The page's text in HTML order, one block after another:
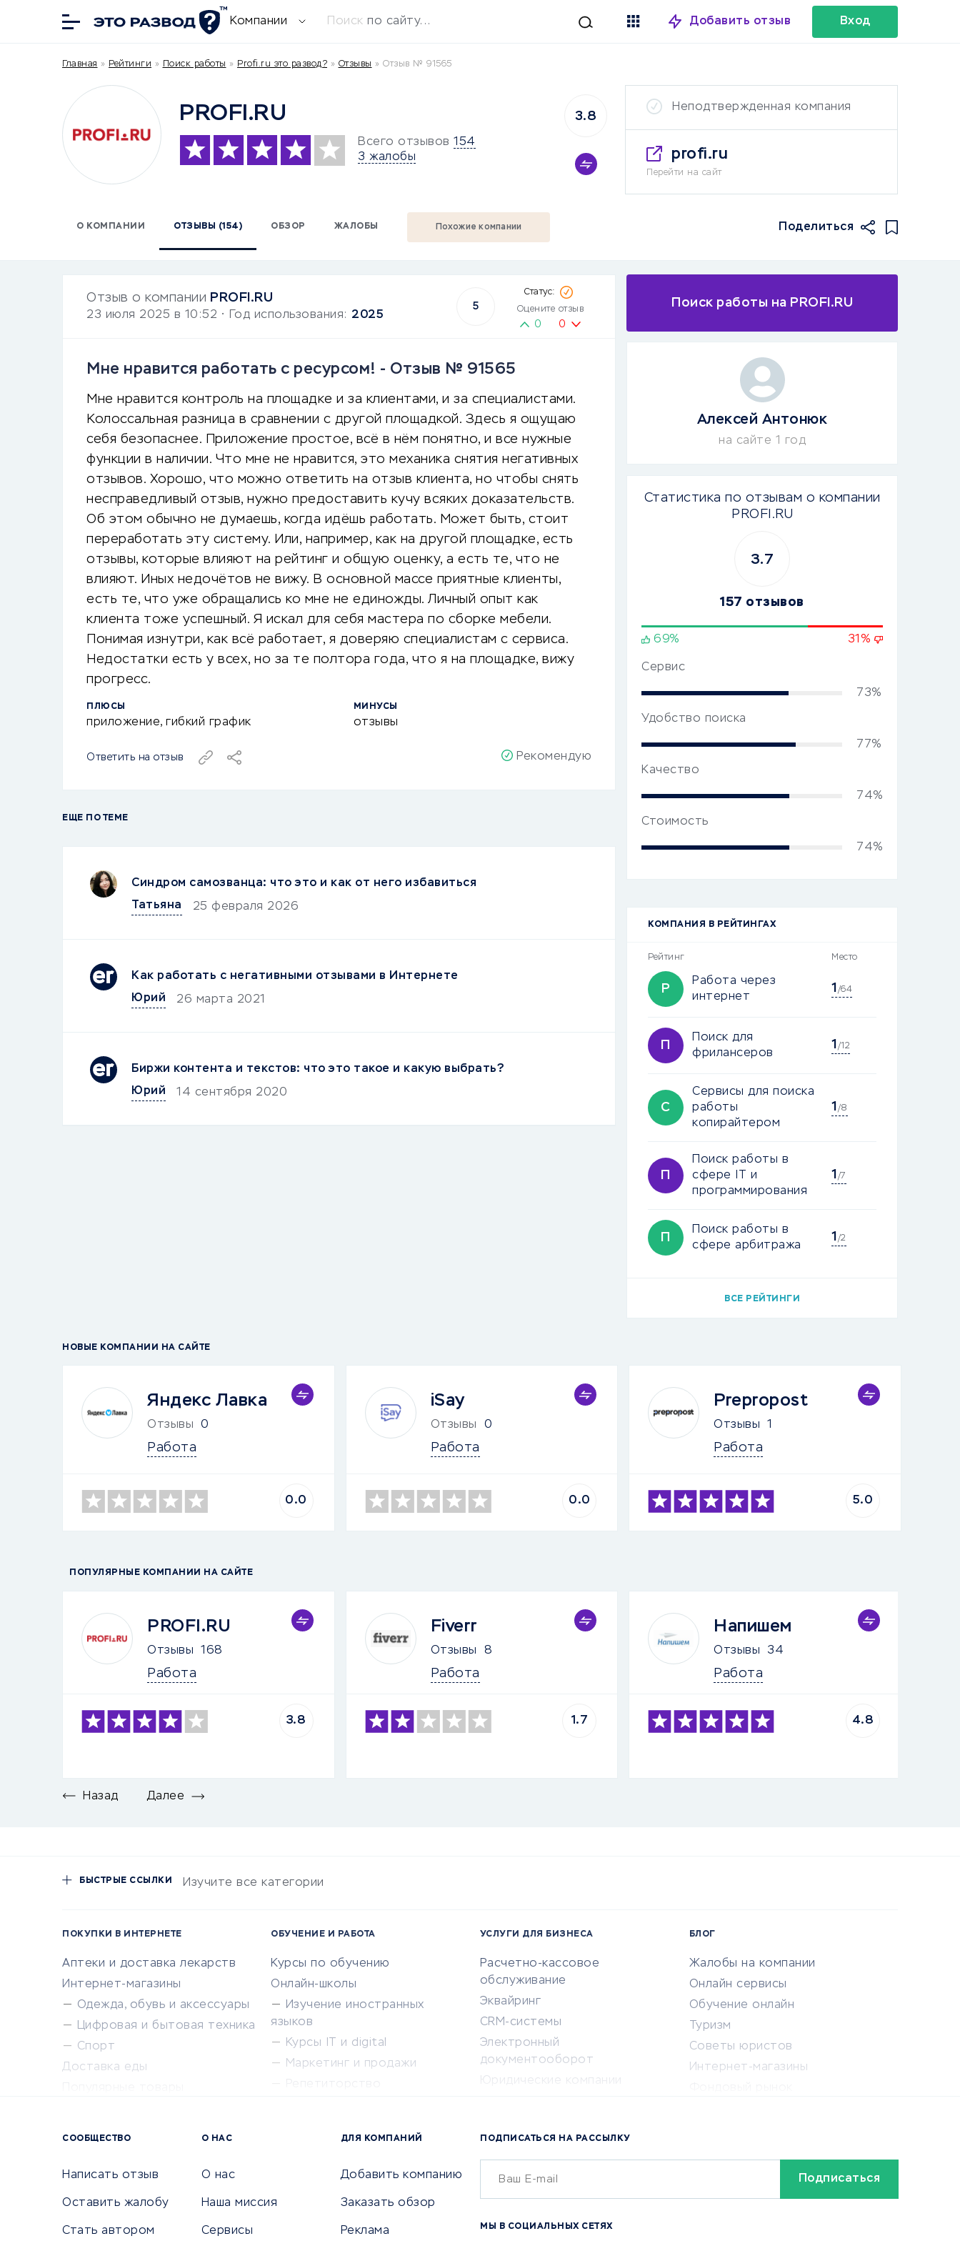
Компании Поиск по сайту... Добавить отзыв Вход
Главная » Рейтинги » Поиск работы » Profi.ru это развод? » Отзывы » Отзыв № 91565
PROFI.RU
Всего отзывов 154
3 жалобы
3.8
Неподтвержденная компания
profi.ru
Перейти на сайт
О КОМПАНИИ ОТЗЫВЫ (154) ОБЗОР ЖАЛОБЫ Похожие компании Поделиться
Отзыв о компании PROFI.RU
23 июля 2025 в 10:52 • Год использования: 2025
5 Оцените отзыв
0 0
Мне нравится работать с ресурсом! - Отзыв № 91565
Мне нравится контроль на площадке и за клиентами, и за специалистами.
Колоссальная разница в сравнении с другой площадкой. Здесь я ощущаю
себя безопаснее. Приложение простое, всё в нём понятно, и все нужные
функции в наличии. Что мне не нравится, это механика снятия негативных
отзывов. Хорошо, что можно ответить на отзыв клиента, но чтобы снять
несправедливый отзыв, нужно предоставить кучу всяких доказательств.
Об этом обычно не думаешь, когда идёшь работать. Может быть, стоит
переработать эту систему. Или, например, как на другой площадке, есть
отзывы, которые влияют на рейтинг и общую оценку, а есть те, что не
влияют. Иных недочётов не вижу. В основной массе приятные клиенты,
есть те, что уже обращались ко мне не единожды. Личный опыт как
клиента тоже успешный. Я искал для себя мастера по сборке мебели.
Понимая изнутри, как всё работает, я доверяю специалистам с сервиса.
Недостатки есть у всех, но за те полтора года, что я на площадке, вижу
прогресс.
ПЛЮСЫ
приложение, гибкий график
МИНУСЫ
отзывы
Ответить на отзыв Рекомендую
ЕЩЕ ПО ТЕМЕ
Синдром самозванца: что это и как от него избавиться
Татьяна
25 февраля 2026
Как работать с негативными отзывами в Интернете
Юрий
26 марта 2021
Биржи контента и текстов: что это такое и какую выбрать?
Юрий
14 сентября 2020
Поиск работы на PROFI.RU
Алексей Антонюк
на сайте 1 год
Статистика по отзывам о компании
PROFI.RU
3.7
157 отзывов
69% 31%
Сервис
73%
Удобство поиска
77%
Качество
74%
Стоимость
74%
КОМПАНИЯ В РЕЙТИНГАХ
Рейтинг Место
Р
Работа через
интернет
1 /64
П
Поиск для
фрилансеров
1 /12
С
Сервисы для поиска
работы
копирайтером
1 /8
П
Поиск работы в
сфере IT и
программирования
1 /7
П
Поиск работы в
сфере арбитража
1 /2
ВСЕ РЕЙТИНГИ
НОВЫЕ КОМПАНИИ НА САЙТЕ
Яндекс Лавка
Отзывы 0
Работа
0.0
iSay
Отзывы 0
Работа
0.0
Prepropost
Отзывы 1
Работа
5.0
ПОПУЛЯРНЫЕ КОМПАНИИ НА САЙТЕ
PROFI.RU
Отзывы 168
Работа
3.8
Fiverr
Отзывы 8
Работа
1.7
Напишем
Отзывы 34
Работа
4.8
Назад Далее
БЫСТРЫЕ ССЫЛКИ Изучите все категории
ПОКУПКИ В ИНТЕРНЕТЕ
Аптеки и доставка лекарств
Интернет-магазины
Одежда, обувь и аксессуары
Цифровая и бытовая техника
Спорт
Доставка еды
ОБУЧЕНИЕ И РАБОТА
Курсы по обучению
Онлайн-школы
Изучение иностранных
языков
Курсы IT и digital
Маркетинг и продажи
Университеты
УСЛУГИ ДЛЯ БИЗНЕСА
Расчетно-кассовое
обслуживание
Эквайринг
CRM-системы
Электронный
документооборот
Юридические компании
Бухгалтерия онлайн
Онлайн-кассы
SERM
БЛОГ
Жалобы на компании
Онлайн сервисы
Обучение онлайн
Туризм
Советы юристов
Интернет-магазины
СООБЩЕСТВО
Написать отзыв
Оставить жалобу
Стать автором
О НАС
О нас
Наша миссия
Сервисы
ДЛЯ КОМПАНИЙ
Добавить компанию
Заказать обзор
Реклама
ПОДПИСАТЬСЯ НА РАССЫЛКУ
МЫ В СОЦИАЛЬНЫХ СЕТЯХ